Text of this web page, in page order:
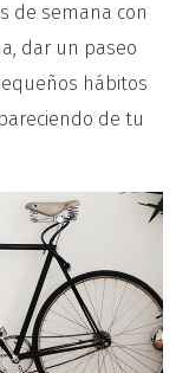
de semana con
dar un paseo
hábitos
de tu